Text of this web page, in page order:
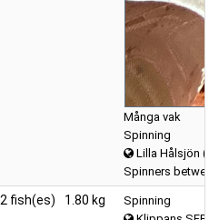
Många vak
Spinning
Lilla Hålsjön (
Spinners
2 fish(es) 1.80 kg
Spinning